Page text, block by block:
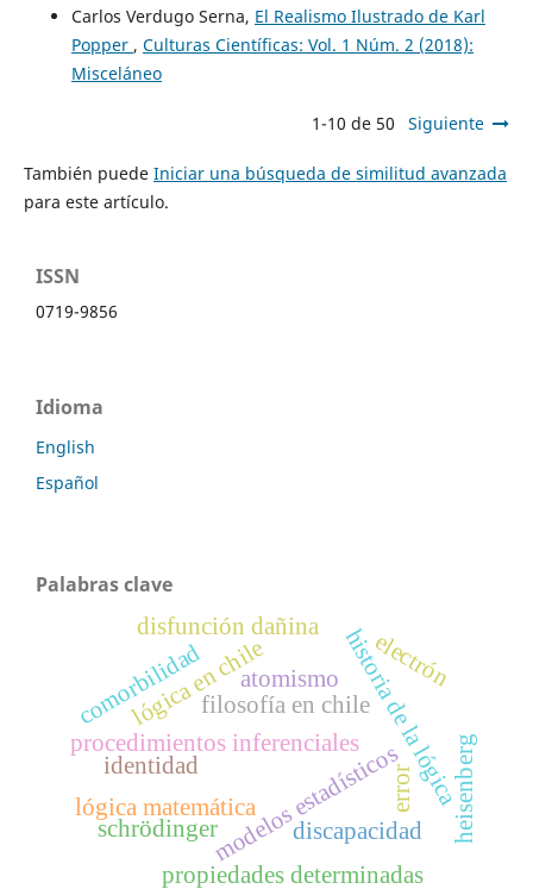
Carlos Verdugo Serna, El Realismo Ilustrado de Karl
Popper , Culturas Científicas: Vol. 1 Núm. 2 (2018):
Misceláneo
1-10 de 50 Siguiente
También puede Iniciar una búsqueda de similitud avanzada
para este artículo.
ISSN
0719-9856
Idioma
English
Español
Palabras clave
filosofía en chile
lógica en chile
identidad
lógica matemática
historia de la lógica
modelos estadísticoserror
procedimientos inferenciales
disfunción dañina
discapacidad
comorbilidad
propiedades determinadas
electrón
atomismo
heisenberg
schrödinger